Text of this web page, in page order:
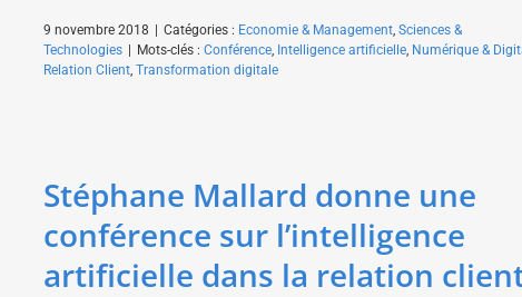
9 novembre 2018 | Catégories : Economie & Management Sciences &
Technologies | Mots-clés : Conférence Intelligence artificielle Numérique &
Relation Client Transformation digitale
Stéphane Mallard donne une
conférence sur l’intelligence
artificielle dans la relation